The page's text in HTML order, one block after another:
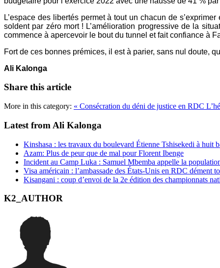
L’espace des libertés permet à tout un chacun de
soldent par zéro mort ! L’amélioration progressive de la
commence à apercevoir le bout du tunnel et fait confiance à
Fort de ces bonnes prémices, il est à parier, sans nul doute,
Ali Kalonga
Share this article
More in this category: « Consécration du déni de justice en RDC
Latest from Ali Kalonga
Kinshasa : les travaux du boulevard Étienne Tshisekedi à huit
Azam: Plus de peur que de mal pour Florent Ibenge
Incident au Camp Luka : Samuel Mbemba appelle la
Visa américain : l’ambassade des États-Unis en RDC dément
Kisangani : coup d’envoi de la 2e édition des championnats
K2_AUTHOR